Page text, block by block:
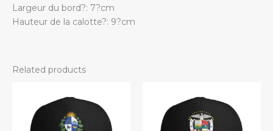
Largeur du bord?: 7?cm
Hauteur de la calotte?: 9?cm
Related products